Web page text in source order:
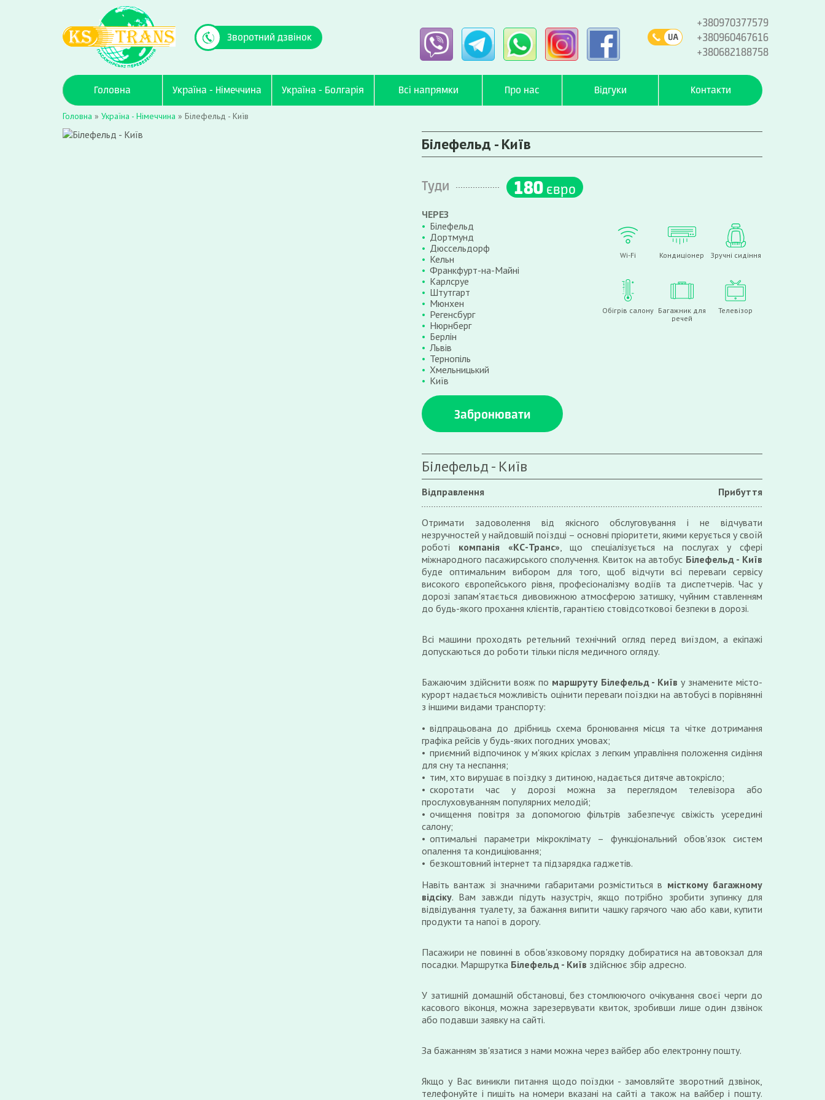
Зворотний дзвінок
+380970377579
+380960467616
+380682188758
Головна Україна - Німеччина Україна - Болгарія Всі напрямки Про нас Відгуки Контакти
Головна » Україна - Німеччина » Білефельд - Київ
Білефельд - Київ
Туди 180євро
ЧЕРЕЗ
Білефельд
Дортмунд
Дюссельдорф
Кельн
Франкфурт-на-Майні
Карлсруе
Штутгарт
Мюнхен
Регенсбург
Нюрнберг
Берлін
Львів
Тернопіль
Хмельницький
Київ
Забронювати
Wi-Fi Кондиціонер Зручні сидіння
Обігрів салону Багажник для
речей
Телевізор
Білефельд - Київ
Відправлення Прибуття
Отримати задоволення від якісного обслуговування і не відчувати
незручностей у найдовшій поїздці – основні пріоритети, якими керується у своїй
роботі компанія «КС-Транс», що спеціалізується на послугах у сфері
міжнародного пасажирського сполучення. Квиток на автобус Білефельд - Київ
буде оптимальним вибором для того, щоб відчути всі переваги сервісу
високого європейського рівня, професіоналізму водіїв та диспетчерів. Час у
дорозі запам'ятається дивовижною атмосферою затишку, чуйним ставленням
до будь-якого прохання клієнтів, гарантією стовідсоткової безпеки в дорозі.
Всі машини проходять ретельний технічний огляд перед виїздом, а екіпажі
допускаються до роботи тільки після медичного огляду.
Бажаючим здійснити вояж по маршруту Білефельд - Київу знамените місто-
курорт надається можливість оцінити переваги поїздки на автобусі в порівнянні
з іншими видами транспорту:
відпрацьована до дрібниць схема бронювання місця та чітке дотримання
графіка рейсів у будь-яких погодних умовах;
приємний відпочинок у м'яких кріслах з легким управління положення сидіння
для сну та неспання;
тим, хто вирушає в поїздку з дитиною, надається дитяче автокрісло;
скоротати час у дорозі можна за переглядом телевізора або
прослуховуванням популярних мелодій;
очищення повітря за допомогою фільтрів забезпечує свіжість усередині
салону;
оптимальні параметри мікроклімату – функціональний обов'язок систем
опалення та кондиціювання;
безкоштовний інтернет та підзарядка гаджетів.
Навіть вантаж зі значними габаритами розміститься в місткому багажному
відсіку. Вам завжди підуть назустріч, якщо потрібно зробити зупинку для
відвідування туалету, за бажання випити чашку гарячого чаю або кави, купити
продукти та напої в дорогу.
Пасажири не повинні в обов'язковому порядку добиратися на автовокзал для
посадки. Маршрутка Білефельд - Київ здійснює збір адресно.
У затишній домашній обстановці, без стомлюючого очікування своєї черги до
касового віконця, можна зарезервувати квиток, зробивши лише один дзвінок
або подавши заявку на сайті.
За бажанням зв'язатися з нами можна через вайбер або електронну пошту.
Якщо у Вас виникли питання щодо поїздки - замовляйте зворотний дзвінок,
телефонуйте і пишіть на номери вказані на сайті а також на вайбер і пошту.